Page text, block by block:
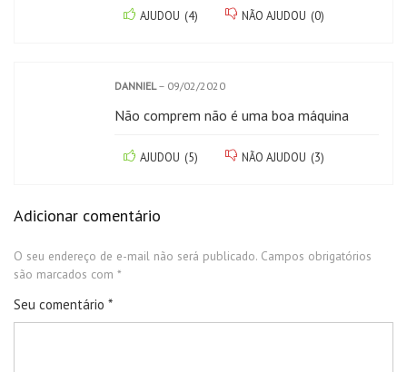
AJUDOU (4) NÃO AJUDOU (0)
DANNIEL– 09/02/2020
Não comprem não é uma boa máquina
AJUDOU (5) NÃO AJUDOU (3)
Adicionar comentário
O seu endereço de e-mail não será publicado. Campos obrigatórios
são marcados com *
Seu comentário *